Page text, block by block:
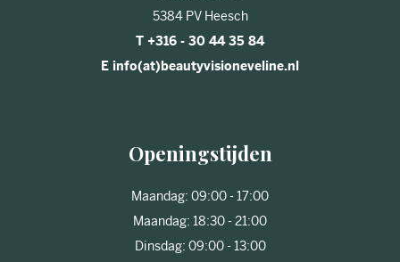
5384 PV Heesch
T +316 - 30 44 35 84
E info(at)beautyvisioneveline.nl
Openingstijden
Maandag: 09:00 - 17:00
Maandag: 18:30 - 21:00
Dinsdag: 09:00 - 13:00